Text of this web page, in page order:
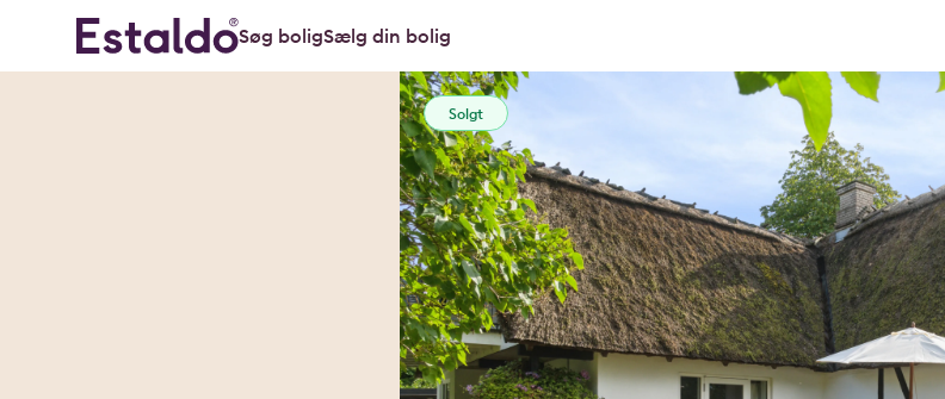
Søg boligSælg din bolig
Solgt